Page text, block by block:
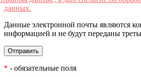
данных.
Данные электронной почты являются
информацией и не будут переданы
* - обязательные поля